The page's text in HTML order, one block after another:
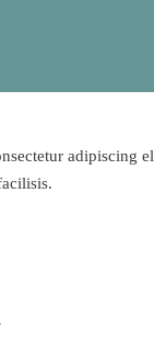
adipiscing